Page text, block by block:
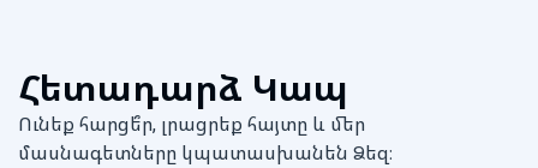
Հետադարձ Կապ
Ունեք հարցե՞ր, լրացրեք հայտը և մեր
մասնագետները կպատասխանեն Ձեզ։